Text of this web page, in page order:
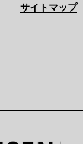
サイトマップ